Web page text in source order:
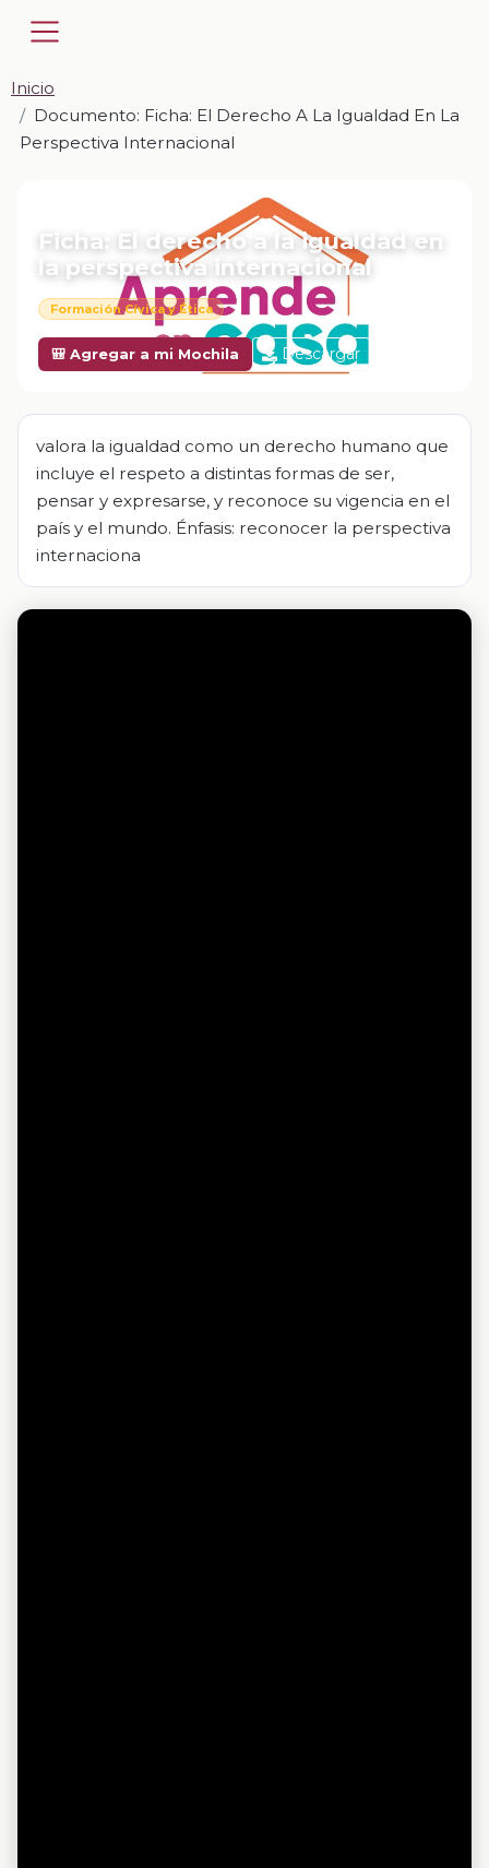
Inicio
Documento: Ficha: El Derecho A La Igualdad En La
Perspectiva Internacional
Ficha: El derecho a la igualdad en
la perspectiva internacional
Formación Cívica y Ética
🎒 Agregar a mi Mochila Descargar
valora la igualdad como un derecho humano que
incluye el respeto a distintas formas de ser,
pensar y expresarse, y reconoce su vigencia en el
país y el mundo. Énfasis: reconocer la perspectiva
internaciona